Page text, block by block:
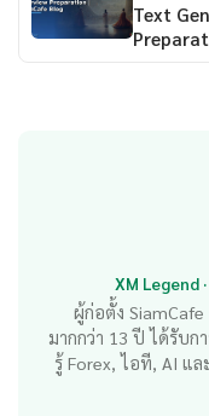
Text
XM Legend
ผู้ก่อตั้ง SiamCafe
มากกว่า 13 ปี ได้รับก
รู้ Forex, ไอที, AI แ